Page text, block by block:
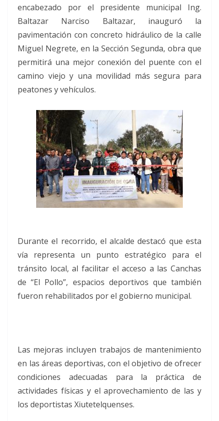
encabezado por el presidente municipal Ing.
Baltazar Narciso Baltazar, inauguró la
pavimentación con concreto hidráulico de la calle
Miguel Negrete, en la Sección Segunda, obra que
permitirá una mejor conexión del puente con el
camino viejo y una movilidad más segura para
peatones y vehículos.
Durante el recorrido, el alcalde destacó que esta
vía representa un punto estratégico para el
tránsito local, al facilitar el acceso a las Canchas
de “El Pollo”, espacios deportivos que también
fueron rehabilitados por el gobierno municipal.
Las mejoras incluyen trabajos de mantenimiento
en las áreas deportivas, con el objetivo de ofrecer
condiciones adecuadas para la práctica de
actividades físicas y el aprovechamiento de las y
los deportistas Xiutetelquenses.